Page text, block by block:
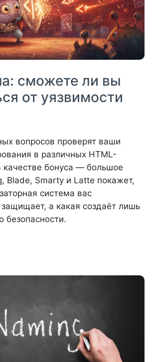
сможете ли вы
от уязвимости
вопросов проверят ваши
в различных HTML-
качестве бонуса — большое
Blade, Smarty и Latte покажет,
система вас
защищает, а какая создаёт лишь
безопасности.